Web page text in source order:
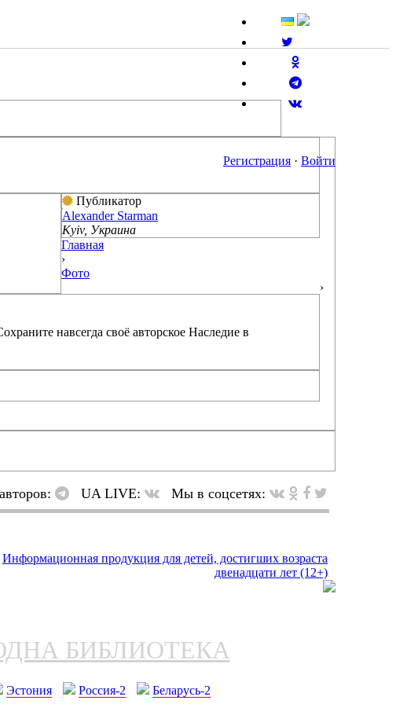
Регистрация · Войти
Публикатор
Alexander Starman
Kyiv, Украина
навсегда своё авторское Наследие в
Главная
›
Фото
›
UA LIVE: Мы в соцсетях:
БИБЛИОТЕКА
Эстония Россия-2 Беларусь-2